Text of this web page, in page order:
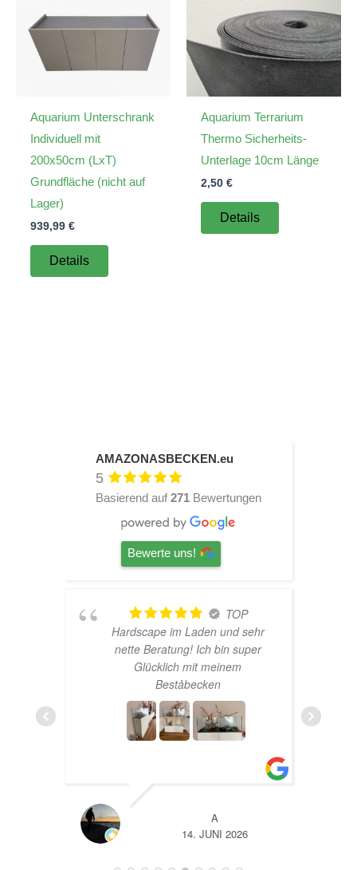
Aquarium Unterschrank
Individuell mit
200x50cm (LxT)
Grundfläche (nicht auf
Lager)
939,99 €
Details
Aquarium Terrarium
Thermo Sicherheits-
Unterlage 10cm Länge
2,50 €
Details
AMAZONASBECKEN.eu
5
Basierend auf 271 Bewertungen
Bewerte uns!
TOP
Hardscape im Laden und sehr
nette Beratung! Ich bin super
Glücklich mit meinem
Beståbecken
A
14. JUNI 2026